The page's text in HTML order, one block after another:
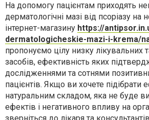
На допомогу пацієнтам приходять
дерматологічні мазі від псоріазу на
інтернет-магазину https://
dermatologicheskie-mazi-i-krema/
пропонуємо цілу низку лікувальних
засобів, ефективність яких
дослідженнями та сотнями
пацієнтів. Якщо ви хочете підібрати
натуральним складом, яка не буде
ефектів і негативного впливу на